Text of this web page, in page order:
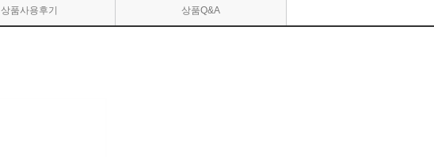
상품사용후기 상품Q&A